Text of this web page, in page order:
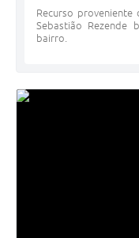
Recurso
Sebastião Rezende
bairro.